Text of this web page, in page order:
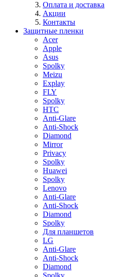
Оплата и доставка
Акции
Контакты
Защитные пленки
Acer
Apple
Asus
Spolky
Meizu
Explay
FLY
Spolky
HTC
Anti-Glare
Anti-Shock
Diamond
Mirror
Privacy
Spolky
Huawei
Spolky
Lenovo
Anti-Glare
Anti-Shock
Diamond
Spolky
Для планшетов
LG
Anti-Glare
Anti-Shock
Diamond